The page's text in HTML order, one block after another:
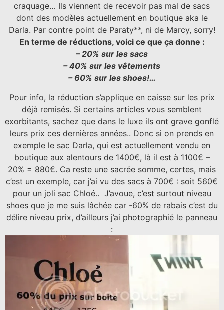
craquage… Ils viennent de recevoir pas mal de sacs
dont des modèles actuellement en boutique aka le
Darla. Par contre point de Paraty**, ni de Marcy, sorry!
En terme de réductions, voici ce que ça donne :
– 20% sur les sacs
– 40% sur les vêtements
– 60% sur les shoes!…
Pour info, la réduction s’applique en caisse sur les prix
déjà remisés. Si certains articles vous semblent
exorbitants, sachez que dans le luxe ils ont grave gonflé
leurs prix ces dernières années.. Donc si on prends en
exemple le sac Darla, qui est actuellement vendu en
boutique aux alentours de 1400€, là il est à 1100€ –
20% = 880€. Ca reste une sacrée somme, certes, mais
c’est un exemple, car j’ai vu des sacs à 700€ : soit 560€
pour un joli sac Chloé.. J’avoue, c’est surtout niveau
shoes que je me suis lâchée car -60% de rabais c’est du
délire niveau prix, d’ailleurs j’ai photographié le panneau
: